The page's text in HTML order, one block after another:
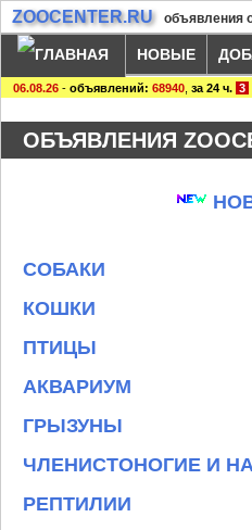
ZOOCENTER.RU объявления
НОВЫЕ
06.08.26 - объявлений: 68940 за 24 ч. 3
ОБЪЯВЛЕНИЯ
СОБАКИ
КОШКИ
ПТИЦЫ
АКВАРИУМ
ГРЫЗУНЫ
ЧЛЕНИСТОНОГИЕ И
РЕПТИЛИИ